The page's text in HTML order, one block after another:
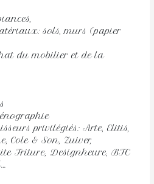
sols, murs (papier
du mobilier et de la
privilégiés: Arte, Elitis,
Cole & Son, Zuiver,
Friture, Designheure, BTC